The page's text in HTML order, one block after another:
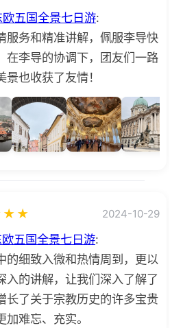
欧五国全景七日游:
服务和精准讲解，佩服李导快
在李导的协调下，团友们一路
也收获了友情！
★ ★ 2024-10-29
五国全景七日游:
的细致入微和热情周到，更以
入的讲解，让我们深入了解了
长了关于宗教历史的许多宝贵
难忘、充实。